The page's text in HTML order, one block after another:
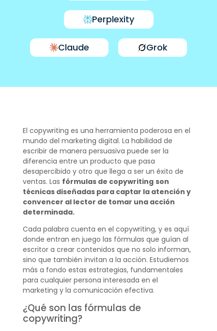
Perplexity
Claude Grok
El copywriting es una herramienta poderosa en el
mundo del marketing digital. La habilidad de
escribir de manera persuasiva puede ser la
diferencia entre un producto que pasa
desapercibido y otro que llega a ser un éxito de
ventas. Las fórmulas de copywriting son
técnicas diseñadas para captar la atención y
convencer al lector de tomar una acción
determinada.
Cada palabra cuenta en el copywriting, y es aquí
donde entran en juego las fórmulas que guían al
escritor a crear contenidos que no solo informan,
sino que también invitan a la acción. Estudiemos
más a fondo estas estrategias, fundamentales
para cualquier persona interesada en el
marketing y la comunicación efectiva.
¿Qué son las fórmulas de
copywriting?